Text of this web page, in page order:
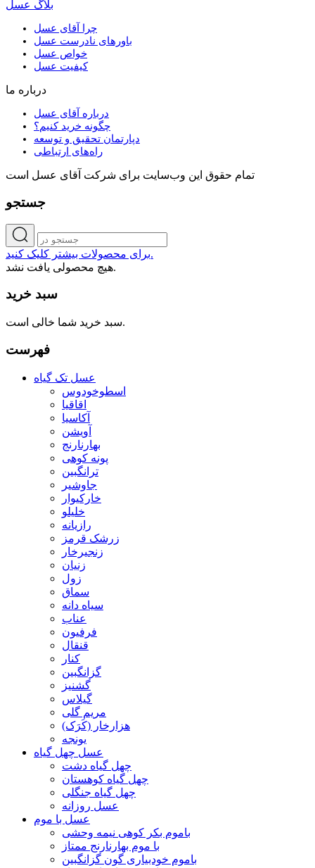
بلاگ عسل
چرا آقای عسل
باورهای نادرست عسل
خواص عسل
کیفیت عسل
درباره ما
درباره آقای عسل
چگونه خرید کنیم؟
دپارتمان تحقیق و توسعه
راه‌های ارتباطی
تمام حقوق اين وب‌سايت برای شرکت آقای عسل است
جستجو
برای محصولات بیشتر کلیک کنید.
هیچ محصولی یافت نشد.
سبد خرید
سبد خرید شما خالی است.
فهرست
عسل تک گیاه
اسطوخودوس
اقاقیا
آکاسیا
آویشن
بهارنارنج
پونه کوهی
ترانگبین
جاوشیر
خارکیوار
خلیلو
رازیانه
زرشک قرمز
زنجیرخار
زنیان
زول
سماق
سیاه دانه
عناب
فرفیون
قنقال
کنار
گزانگبین
گشنیز
گیلاس
مریم گلی
هزارخار (کَرَک)
یونجه
عسل چهل گیاه
چهل گیاه دشت
چهل گیاه کوهستان
چهل گیاه جنگلی
عسل روزانه
عسل با موم
باموم بکر کوهی نیمه وحشی
با موم بهارنارنج ممتاز
باموم خودبیاری گون گزانگبین